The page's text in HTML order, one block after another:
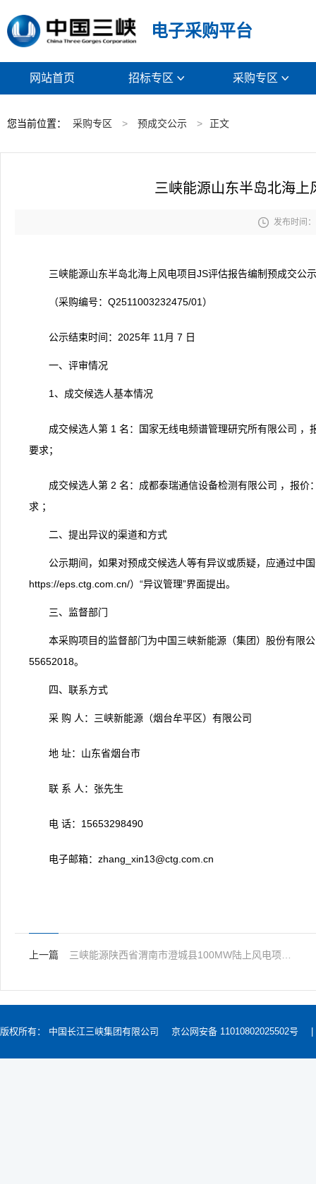
电子采购平台
网站首页 招标专区  采购专区 
您当前位置： 采购专区 > 预成交公示 > 正文
三峡能源山东半岛北海上
 发布时间
三峡能源山东半岛北海上风电项目JS评估报告编制预成交公示
（采购编号：Q2511003232475/01）
公示结束时间：2025年 11月 7 日
一、评审情况
1、成交候选人基本情况
成交候选人第 1 名：国家无线电频谱管理研究所有限公司
要求；
成交候选人第 2 名：成都泰瑞通信设备检测有限公司 ，报
求 ；
二、提出异议的渠道和方式
公示期间，如果对预成交候选人等有异议或质疑，应通过中
https://eps.ctg.com.cn/）“异议管理”界面提出。
三、监督部门
本采购项目的监督部门为中国三峡新能源（集团）股份有限
55652018。
四、联系方式
采 购 人：三峡新能源（烟台牟平区）有限公司
地 址：山东省烟台市
联 系 人：张先生
电 话：15653298490
电子邮箱：zhang_xin13@ctg.com.cn
上一篇
版权所有： 中国长江三峡集团有限公司 京公网安备 11010802025502号